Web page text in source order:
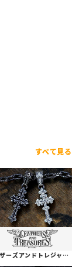
すべて見る
レザーズアンドトレジャーズ